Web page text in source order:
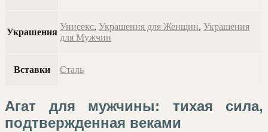
Украшения
Унисекс, Украшения для Женщин, Украшения
для Мужчин
Вставки Сталь
Агат для мужчины: тихая сила,
подтвержденная веками